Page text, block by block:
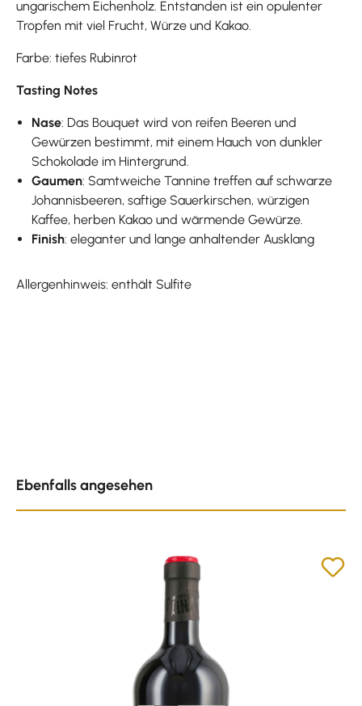
ungarischem Eichenholz. Entstanden ist ein opulenter
Tropfen mit viel Frucht, Würze und Kakao.
Farbe: tiefes Rubinrot
Tasting Notes
Nase: Das Bouquet wird von reifen Beeren und
Gewürzen bestimmt, mit einem Hauch von dunkler
Schokolade im Hintergrund.
Gaumen: Samtweiche Tannine treffen auf schwarze
Johannisbeeren, saftige Sauerkirschen, würzigen
Kaffee, herben Kakao und wärmende Gewürze.
Finish: eleganter und lange anhaltender Ausklang
Allergenhinweis: enthält Sulfite
Ebenfalls angesehen